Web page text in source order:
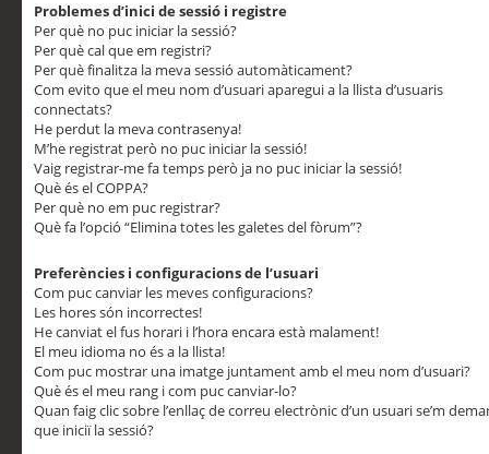
Problemes d’inici de sessió i registre
Per què no puc iniciar la sessió?
Per què cal que em registri?
Per què finalitza la meva sessió automàticament?
Com evito que el meu nom d’usuari aparegui a la llista d’usuaris
connectats?
He perdut la meva contrasenya!
M’he registrat però no puc iniciar la sessió!
Vaig registrar-me fa temps però ja no puc iniciar la sessió!
Què és el COPPA?
Per què no em puc registrar?
Què fa l’opció “Elimina totes les galetes del fòrum”?
Preferències i configuracions de l’usuari
Com puc canviar les meves configuracions?
Les hores són incorrectes!
He canviat el fus horari i l’hora encara està malament!
El meu idioma no és a la llista!
Com puc mostrar una imatge juntament amb el meu nom d’usuari?
Què és el meu rang i com puc canviar-lo?
Quan faig clic sobre l’enllaç de correu electrònic d’un usuari se’m
que iniciï la sessió?